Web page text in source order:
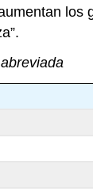
los
abreviada